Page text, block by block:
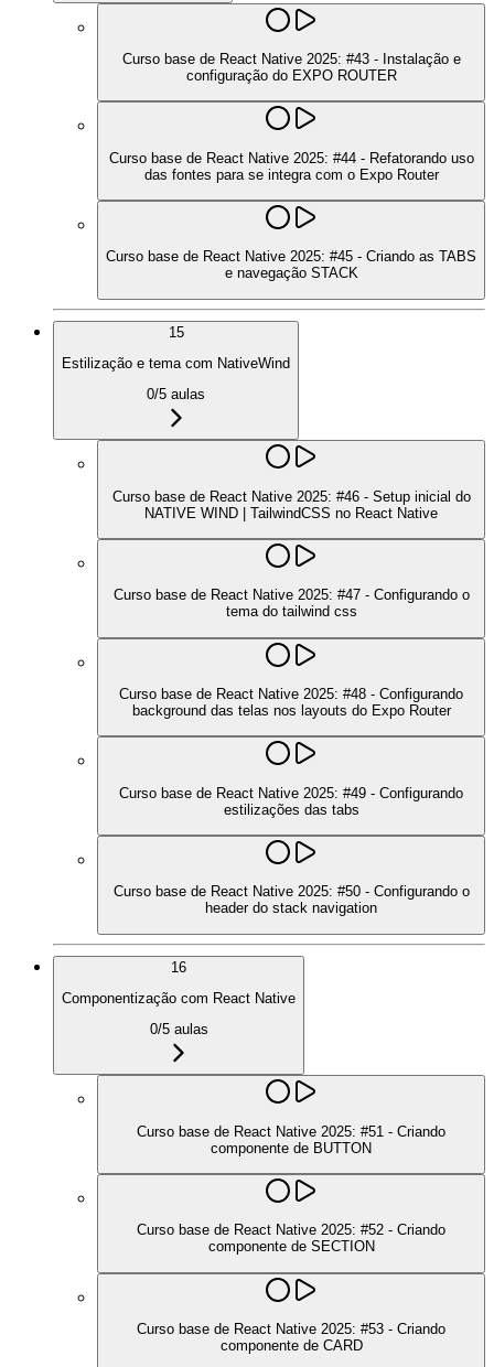
Curso base de React Native 2025: #43 - Instalação e
configuração do EXPO ROUTER
Curso base de React Native 2025: #44 - Refatorando uso
das fontes para se integra com o Expo Router
Curso base de React Native 2025: #45 - Criando as TABS
e navegação STACK
15
Estilização e tema com NativeWind
0/5 aulas
Curso base de React Native 2025: #46 - Setup inicial do
NATIVE WIND | TailwindCSS no React Native
Curso base de React Native 2025: #47 - Configurando o
tema do tailwind css
Curso base de React Native 2025: #48 - Configurando
background das telas nos layouts do Expo Router
Curso base de React Native 2025: #49 - Configurando
estilizações das tabs
Curso base de React Native 2025: #50 - Configurando o
header do stack navigation
16
Componentização com React Native
0/5aulas
Curso base de React Native 2025: #51 - Criando
componente de BUTTON
Curso base de React Native 2025: #52 - Criando
componente de SECTION
Curso base de React Native 2025: #53 - Criando
componente de CARD